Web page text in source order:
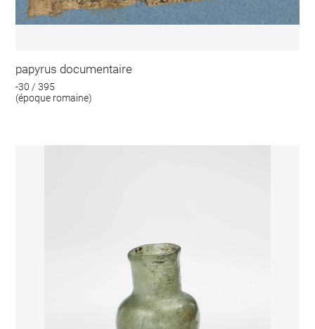
papyrus documentaire
-30 / 395
(époque romaine)